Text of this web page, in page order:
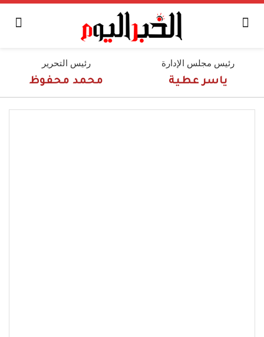
رئيس مجلس الإدارة
ياسر عطية
رئيس التحرير
محمد محفوظ